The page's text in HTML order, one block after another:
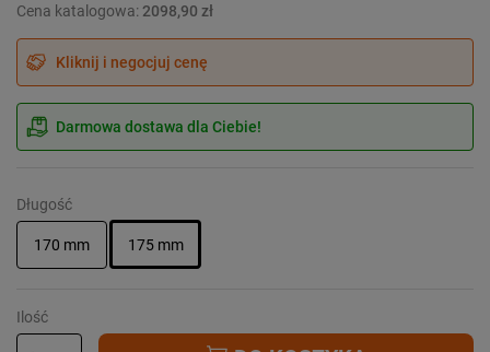
Cena katalogowa: 2098,90 zł
Kliknij i negocjuj cenę
Darmowa dostawa dla Ciebie!
Długość
170 mm 175 mm
Ilość